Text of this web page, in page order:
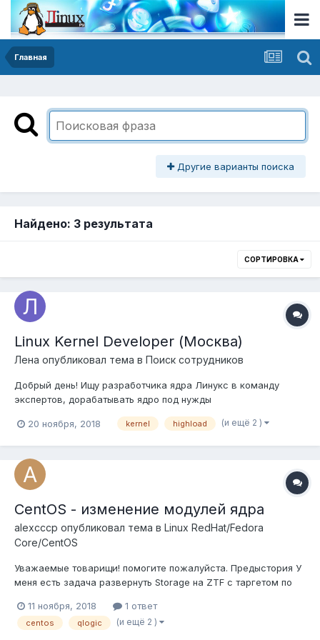
Главная
Другие варианты поиска
Найдено: 3 результата
СОРТИРОВКА
Linux Kernel Developer (Москва)
Лена опубликовал тема в Поиск сотрудников
Добрый день! Ищу разработчика ядра Линукс в команду
экспертов, дорабатывать ядро под нужды
компании. Пишите на lena@new.hr, skype live:platoshka - с
позиции (-: Ожидаем от вас...
20 ноября, 2018 kernel highload (и ещё 2 )
CentOS - изменение модулей ядра
alexcccp опубликовал тема в Linux RedHat/Fedora
Core/CentOS
Уважаемые товарищи! помогите пожалуйста. Предыстория У
меня есть задача развернуть Storage на ZTF с таргетом по
HP Proliant g5. Приобрел по дешевке сетевую карту 10G c
FCoE - QLogic QLE8152, Dual Port, 10Gbps FCoE После долгих и
11 ноября, 2018 1 ответ
centos qlogic (и ещё 2 )